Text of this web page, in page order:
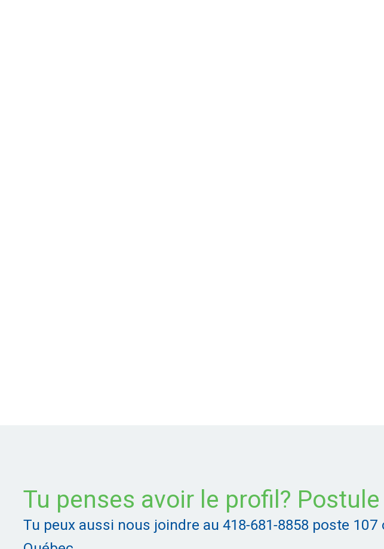
Tu penses avoir le profil?
Tu peux aussi nous joindre au 418-681-8858 poste 107